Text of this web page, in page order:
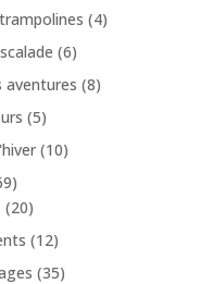
(4)
(6)
aventures (8)
(5)
(10)
(20)
(12)
(35)